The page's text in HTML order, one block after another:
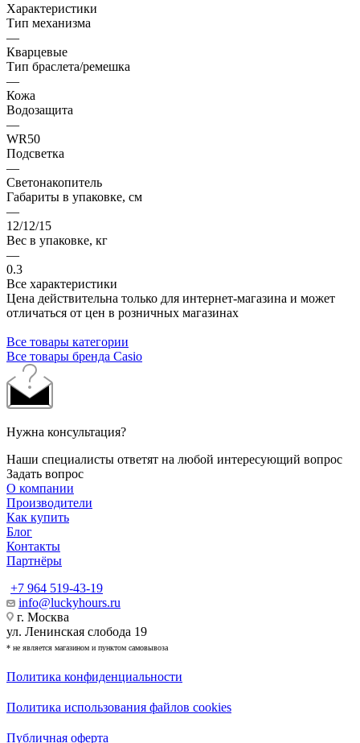
Характеристики
Тип механизма
—
Кварцевые
Тип браслета/ремешка
—
Кожа
Водозащита
—
WR50
Подсветка
—
Светонакопитель
Габариты в упаковке, см
—
12/12/15
Вес в упаковке, кг
—
0.3
Все характеристики
Цена действительна только для интернет-магазина и может
отличаться от цен в розничных магазинах
Все товары категории
Все товары бренда Casio
Нужна консультация?
Наши специалисты ответят на любой интересующий вопрос
Задать вопрос
О компании
Производители
Как купить
Блог
Контакты
Партнёры
+7 964 519-43-19
info@luckyhours.ru
г. Москва
ул. Ленинская слобода 19
* не является магазином и пунктом самовывоза
Политика конфиденциальности
Политика использования файлов cookies
Публичная оферта